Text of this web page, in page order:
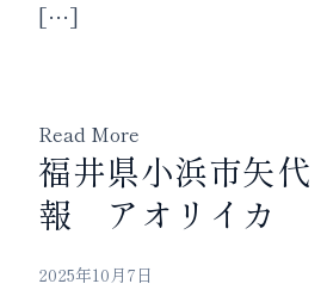
[…]
Read More
福井県小浜市矢
報 アオリイカ
2025年10月7日